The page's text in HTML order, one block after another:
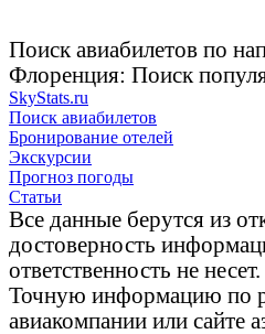
Поиск авиабилетов по
Флоренция: Поиск
SkyStats.ru
Поиск авиабилетов
Бронирование отелей
Экскурсии
Прогноз погоды
Статьи
Все данные берутся из
достоверность
ответственность не несет.
Точную информацию по
авиакомпании или сайте